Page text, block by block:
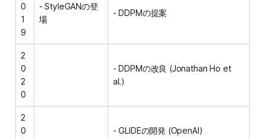
0
1
9
- StyleGANの登
場
- DDPMの提案
2
0
2
0
- DDPMの改良 (Jonathan Ho et
al.)
2
0
- GLIDEの開発 (OpenAI)